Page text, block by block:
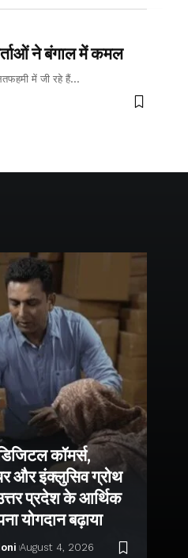
ने बंगाल में कमल
में जी रहे हैं…
कॉमर्स,
और इंक्लुसिव ग्रोथ
प्रदेश के आर्थिक
योगदान बढ़ाया
August 4, 2026